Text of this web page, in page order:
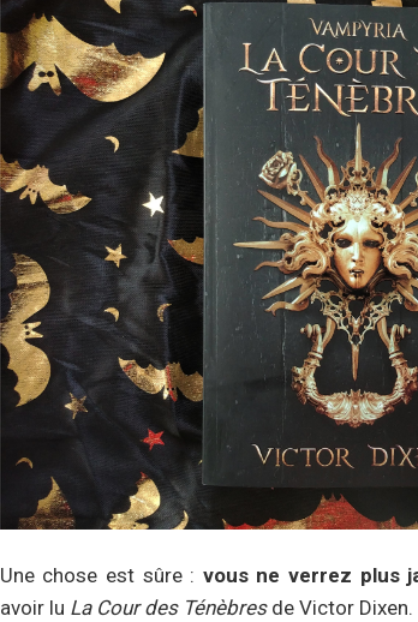
Une chose est sûre : vous ne verrez plus
avoir lu La Cour des Ténèbresde Victor Dixen.